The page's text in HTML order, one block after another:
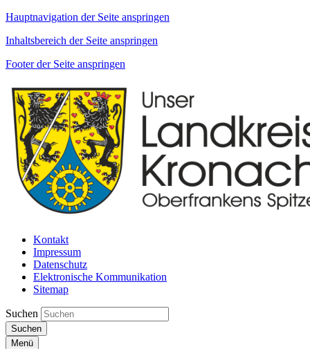
Hauptnavigation der Seite anspringen
Inhaltsbereich der Seite anspringen
Footer der Seite anspringen
Kontakt
Impressum
Datenschutz
Elektronische Kommunikation
Sitemap
Suchen
Suchen
Menü